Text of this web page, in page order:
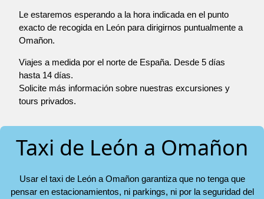
Le estaremos esperando a la hora indicada en el punto
exacto de recogida en León para dirigirnos puntualmente a
Omañon.
Viajes a medida por el norte de España. Desde 5 días
hasta 14 días.
Solicite más información sobre nuestras excursiones y
tours privados.
Taxi de León a Omañon
Usar el taxi de León a Omañon garantiza que no tenga que
pensar en estacionamientos, ni parkings, ni por la seguridad del